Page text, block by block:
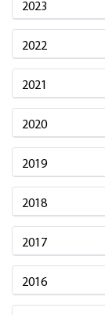
2023
2022
2021
2020
2019
2018
2017
2016